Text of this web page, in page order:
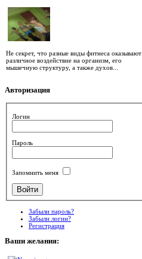
Не секрет, что разные виды фитнеса оказывают
различное воздействие на организм, его
мышечную структуру, а также духов...
Авторизация
Логин
Пароль
Запомнить меня
Забыли пароль?
Забыли логин?
Регистрация
Ваши желания: